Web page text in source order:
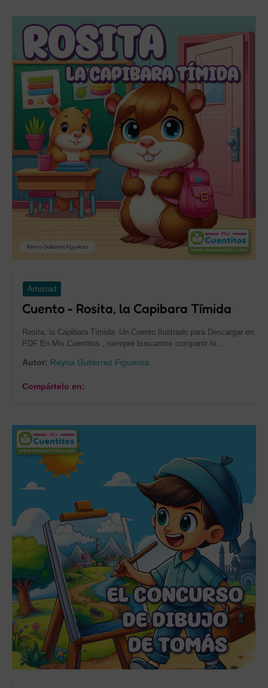
Amistad
Cuento - Rosita, la Capibara Tímida
Rosita, la Capibara Tímida: Un Cuento Ilustrado para Descargar en
PDF En Mis Cuentitos , siempre buscamos compartir hi…
Autor: Reyna Gutierrez Figueroa
Compártelo en: